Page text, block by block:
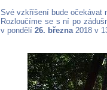
Své vzkříšení bude očekávat
Rozloučíme se s ní po
v pondělí 26. března2018 v